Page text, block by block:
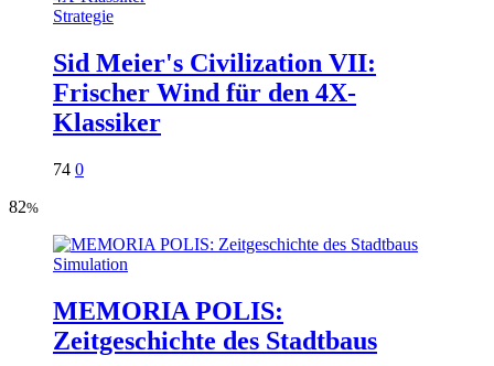
Strategie
Sid Meier's Civilization VII:
Frischer Wind für den 4X-
Klassiker
74 0
82%
Simulation
MEMORIA POLIS:
Zeitgeschichte des Stadtbaus